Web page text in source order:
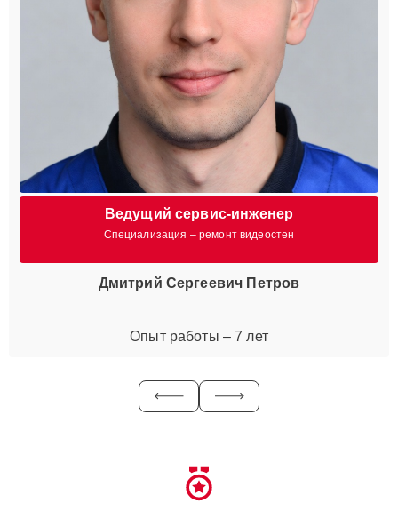
Ведущий сервис-инженер
Специализация – ремонт видеостен
Дмитрий Сергеевич Петров
Опыт работы – 7 лет